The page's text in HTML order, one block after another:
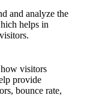
and analyze the
helps in
visitors
provide
bounce rate,